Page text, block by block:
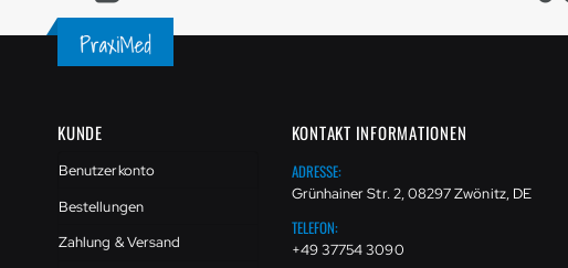
KUNDE
Benutzerkonto
Bestellungen
Zahlung & Versand
KONTAKT INFORMATIONEN
ADRESSE:
Grünhainer Str. 2, 08297 Zwönitz, DE
TELEFON:
+49 37754 3090